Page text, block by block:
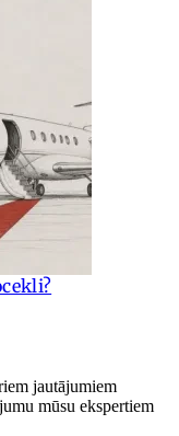
jautājumiem
mūsu ekspertiem